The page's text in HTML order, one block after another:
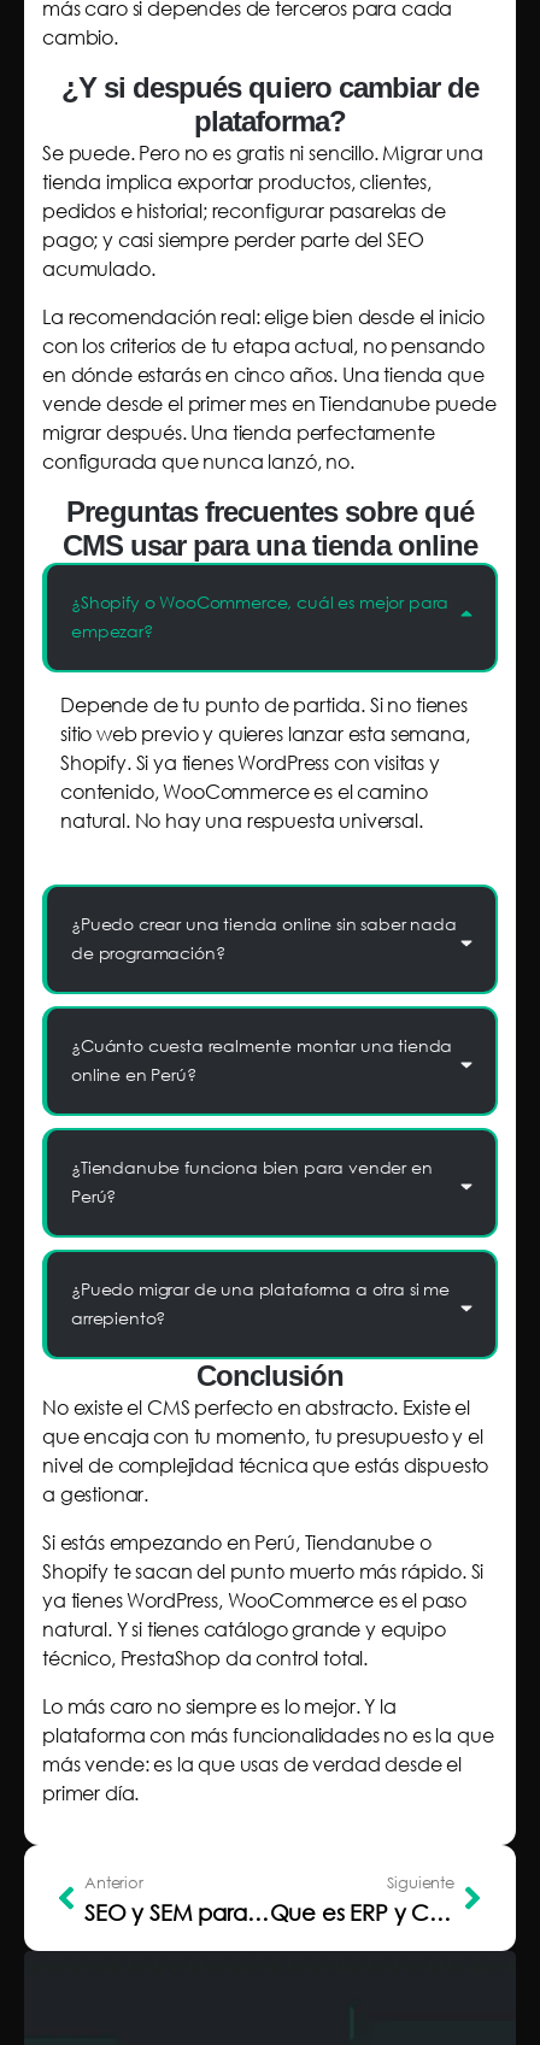
más caro si dependes de terceros para cada
cambio.
¿Y si después quiero cambiar de
plataforma?
Se puede. Pero no es gratis ni sencillo. Migrar una
tienda implica exportar productos, clientes,
pedidos e historial; reconfigurar pasarelas de
pago; y casi siempre perder parte del SEO
acumulado.
La recomendación real: elige bien desde el inicio
con los criterios de tu etapa actual, no pensando
en dónde estarás en cinco años. Una tienda que
vende desde el primer mes en Tiendanube puede
migrar después. Una tienda perfectamente
configurada que nunca lanzó, no.
Preguntas frecuentes sobre qué
CMS usar para una tienda online
¿Shopify o WooCommerce, cuál es mejor para
empezar?
Depende de tu punto de partida. Si no tienes
sitio web previo y quieres lanzar esta semana,
Shopify. Si ya tienes WordPress con visitas y
contenido, WooCommerce es el camino
natural. No hay una respuesta universal.
¿Puedo crear una tienda online sin saber nada
de programación?
¿Cuánto cuesta realmente montar una tienda
online en Perú?
¿Tiendanube funciona bien para vender en
Perú?
¿Puedo migrar de una plataforma a otra si me
arrepiento?
Conclusión
No existe el CMS perfecto en abstracto. Existe el
que encaja con tu momento, tu presupuesto y el
nivel de complejidad técnica que estás dispuesto
a gestionar.
Si estás empezando en Perú, Tiendanube o
Shopify te sacan del punto muerto más rápido. Si
ya tienes WordPress, WooCommerce es el paso
natural. Y si tienes catálogo grande y equipo
técnico, PrestaShop da control total.
Lo más caro no siempre es lo mejor. Y la
plataforma con más funcionalidades no es la que
más vende: es la que usas de verdad desde el
primer día.
Anterior
SEO y SEM para empresas: qué son, en qué se diferencian y cuál necesitas
Siguiente
Que es ERP y CRM y en que se diferencian para elegir mejor